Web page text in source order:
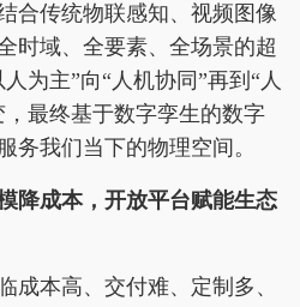
合传统物联感知、视频图像
时域、全要素、全场景的超
为主”向“人机协同”再到“人
最终基于数字孪生的数字
务我们当下的物理空间。
降成本，开放平台赋能生态
成本高、交付难、定制多、